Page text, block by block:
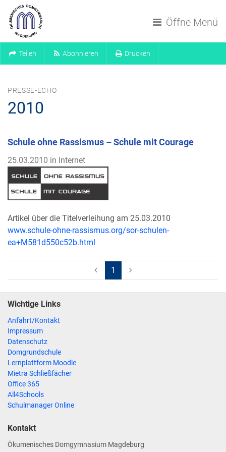
Öffne Menü
Teilen Abonnieren Drucken
PRESSE-ECHO
2010
Schule ohne Rassismus – Schule mit Courage
25.03.2010 in Internet
Artikel über die Titelverleihung am 25.03.2010
www.schule-ohne-rassismus.org/sor-schulen-
ea+M581d550c52b.html
1 (aktuell)
Wichtige Links
Anfahrt/Kontakt
Impressum
Datenschutz
Domgrundschule
Lernplattform Moodle
Mietra Schließfächer
Office 365
All4Schools
Schulmanager Online
Kontakt
Ökumenisches Domgymnasium Magdeburg